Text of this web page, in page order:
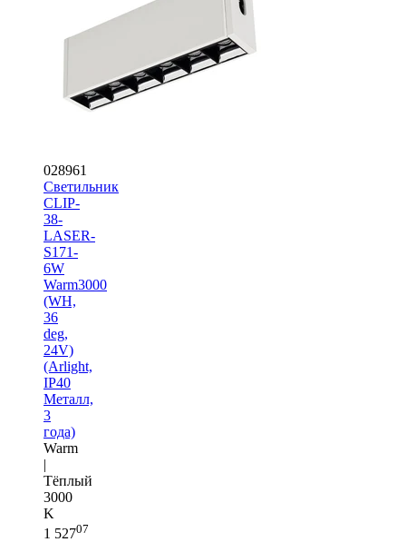
028961
Светильник
CLIP-
38-
LASER-
S171-
6W
Warm3000
(WH,
36
deg,
24V)
(Arlight,
IP40
Металл,
3
года)
Warm
|
Тёплый
3000
K
1 52707